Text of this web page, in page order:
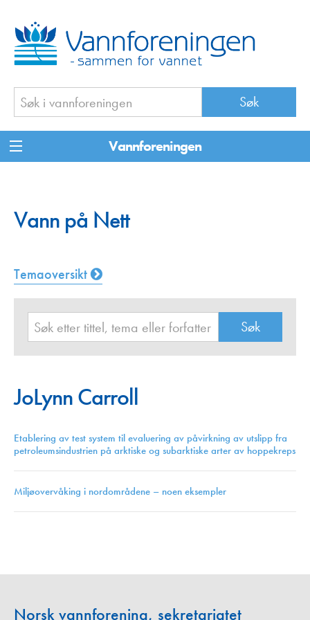
Vannforeningen
Vann på Nett
Temaoversikt
JoLynn Carroll
Etablering av test system til evaluering av påvirkning av utslipp fra
petroleumsindustrien på arktiske og subarktiske arter av hoppekreps
Miljøovervåking i nordområdene – noen eksempler
Norsk vannforening, sekretariatet